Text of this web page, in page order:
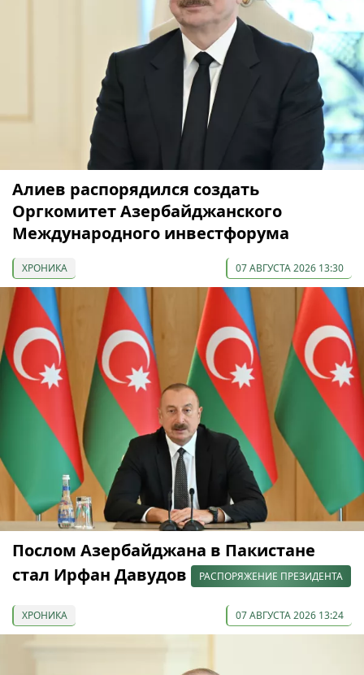
Алиев распорядился создать
Оргкомитет Азербайджанского
Международного инвестфорума
ХРОНИКА 07 АВГУСТА 2026 13:30
Послом Азербайджана в Пакистане
стал Ирфан Давудов
РАСПОРЯЖЕНИЕ ПРЕЗИДЕНТА
ХРОНИКА 07 АВГУСТА 2026 13:24